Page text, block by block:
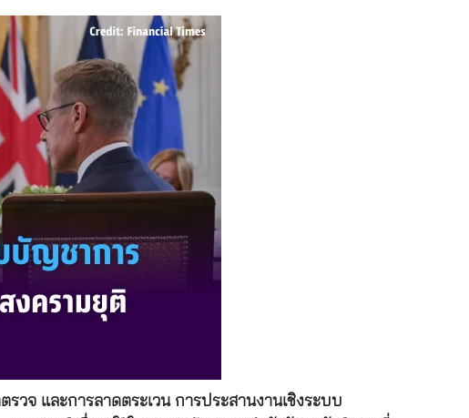
จ และการลาดตระเวน การประสานงานเชิงระบบ